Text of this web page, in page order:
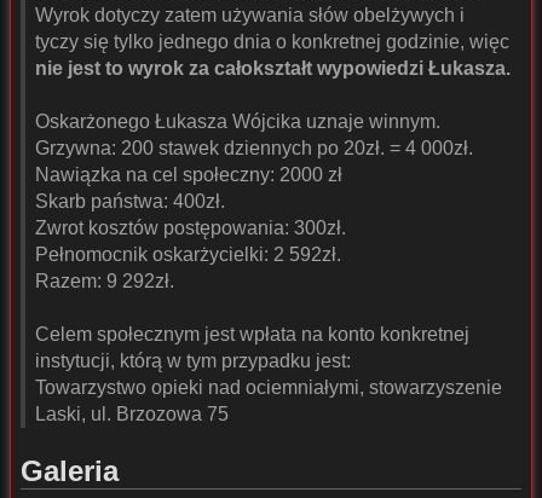
Wyrok dotyczy zatem używania słów obelżywych i
tyczy się tylko jednego dnia o konkretnej godzinie, więc
nie jest to wyrok za całokształt wypowiedzi Łukasza.
Oskarżonego Łukasza Wójcika uznaje winnym.
Grzywna: 200 stawek dziennych po 20zł. = 4 000zł.
Nawiązka na cel społeczny: 2000 zł
Skarb państwa: 400zł.
Zwrot kosztów postępowania: 300zł.
Pełnomocnik oskarżycielki: 2 592zł.
Razem: 9 292zł.
Celem społecznym jest wpłata na konto konkretnej
instytucji, którą w tym przypadku jest:
Towarzystwo opieki nad ociemniałymi, stowarzyszenie
Laski, ul. Brzozowa 75
Galeria